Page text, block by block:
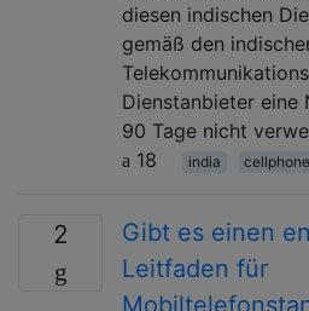
diesen indischen
gemäß den
Dienstanbieter eine
90 Tage nicht
18
india
2
Gibt es einen
Leitfaden für